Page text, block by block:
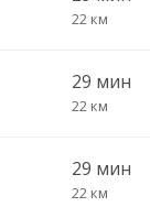
22 км
29 мин
22 км
29 мин
22 км